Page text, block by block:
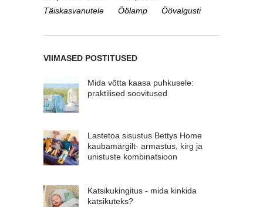
Täiskasvanutele
Öölamp Öövalgusti
VIIMASED POSTITUSED
Mida võtta kaasa puhkusele:
praktilised soovitused
Lastetoa sisustus Bettys Home
kaubamärgilt- armastus, kirg ja
unistuste kombinatsioon
Katsikukingitus - mida kinkida
katsikuteks?